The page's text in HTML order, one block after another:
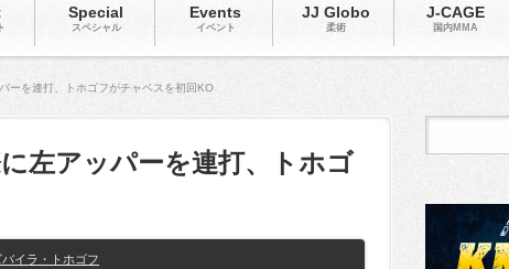
Special
スペシャル
Events
イベント
JJ Globo
柔術
J-CAGE
国内MMA
ーを連打、トホゴフがチャベスを初回KO
左アッパーを連打、トホゴ
バイラ・トホゴフ